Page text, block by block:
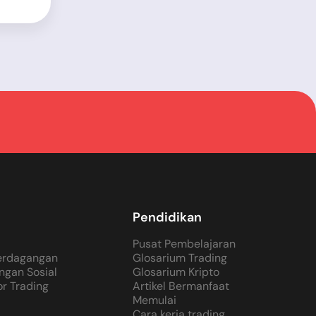
Sosial
Trading
Pendidikan
Pusat Pembelajaran
Glosarium Trading
Glosarium Kripto
Artikel Bermanfaat
Memulai